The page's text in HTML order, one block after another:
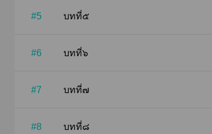
#5 บทที่๕
#6 บทที่๖
#7 บทที่๗
#8 บทที่๘